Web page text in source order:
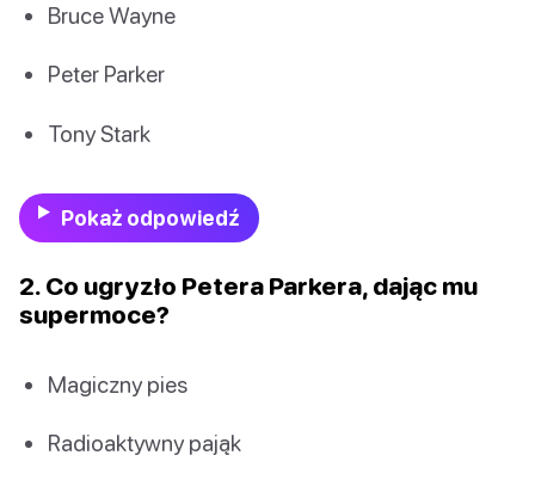
Bruce Wayne
Peter Parker
Tony Stark
Pokaż odpowiedź
2. Co ugryzło Petera Parkera, dając mu
supermoce?
Magiczny pies
Radioaktywny pająk